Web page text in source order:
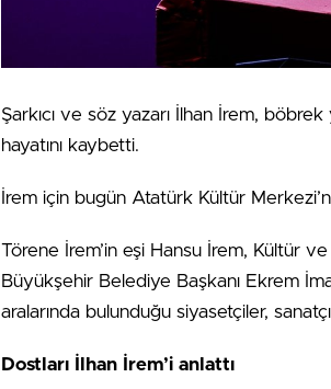
Şarkıcı ve söz yazarı İlhan İrem,
hayatını kaybetti.
İrem için bugün Atatürk Kültür
Törene İrem’in eşi Hansu İrem, Kültür
Büyükşehir Belediye Başkanı Ekrem
aralarında bulunduğu siyasetçiler,
Dostları İlhan İrem’i anlattı